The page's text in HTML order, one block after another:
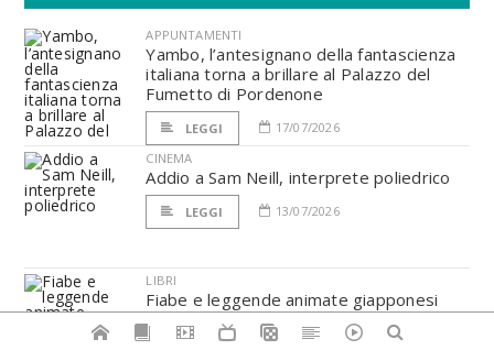
APPUNTAMENTI
Yambo, l’antesignano della fantascienza
italiana torna a brillare al Palazzo del
Fumetto di Pordenone
LEGGI
17/07/2026
CINEMA
Addio a Sam Neill, interprete poliedrico
LEGGI 13/07/2026
LIBRI
Fiabe e leggende animate giapponesi
LEGGI 13/07/2026